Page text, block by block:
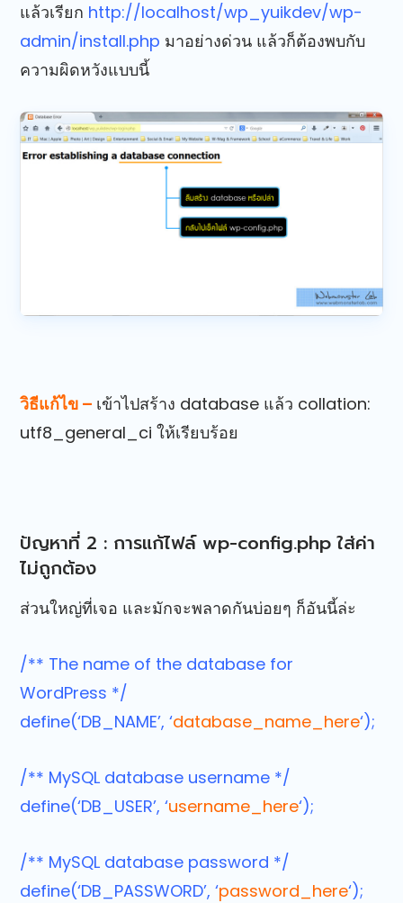
แล้วเรียก http://localhost/wp_yuikdev/wp-
admin/install.php มาอย่างด่วน แล้วก็ต้องพบกับ
ความผิดหวังแบบนี้
วิธีแก้ไข – เข้าไปสร้าง database แล้ว collation:
utf8_general_ci ให้เรียบร้อย
ปัญหาที่ 2 : การแก้ไฟล์ wp-config.php ใส่ค่า
ไม่ถูกต้อง
ส่วนใหญ่ที่เจอ และมักจะพลาดกันบ่อยๆ ก็อันนี้ล่ะ
/** The name of the database for
WordPress */
define(‘DB_NAME’, ‘database_name_here‘);
/** MySQL database username */
define(‘DB_USER’, ‘username_here‘);
/** MySQL database password */
define(‘DB_PASSWORD’, ‘password_here‘);